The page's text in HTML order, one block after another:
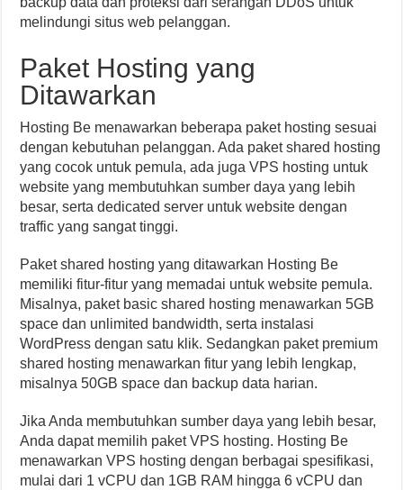
melindungi situs web pelanggan.
Paket Hosting yang
Ditawarkan
Hosting Be menawarkan beberapa paket hosting sesuai
dengan kebutuhan pelanggan. Ada paket shared hosting
yang cocok untuk pemula, ada juga VPS hosting untuk
website yang membutuhkan sumber daya yang lebih
besar, serta dedicated server untuk website dengan
traffic yang sangat tinggi.
Paket shared hosting yang ditawarkan Hosting Be
memiliki fitur-fitur yang memadai untuk website pemula.
Misalnya, paket basic shared hosting menawarkan 5GB
space dan unlimited bandwidth, serta instalasi
WordPress dengan satu klik. Sedangkan paket premium
shared hosting menawarkan fitur yang lebih lengkap,
misalnya 50GB space dan backup data harian.
Jika Anda membutuhkan sumber daya yang lebih besar,
Anda dapat memilih paket VPS hosting. Hosting Be
menawarkan VPS hosting dengan berbagai spesifikasi,
mulai dari 1 vCPU dan 1GB RAM hingga 6 vCPU dan